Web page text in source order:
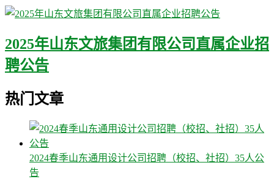
2025年山东文旅集团有限公司直属企业招
聘公告
热门文章
2024春季山东通用设计公司招聘（校招、社招）35人公
告